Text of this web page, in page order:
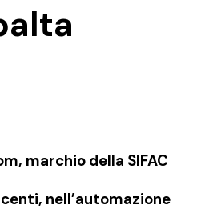
marchio della SIFAC
nell’automazione